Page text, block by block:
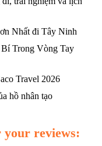
Nhất đi Tây Ninh
Trong Vòng Tay
Travel 2026
hồ nhân tạo
your reviews: